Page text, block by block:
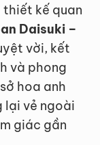
thiết kế quan
Daisuki –
vời, kết
và phong
hoa anh
lại vẻ ngoài
giác gần